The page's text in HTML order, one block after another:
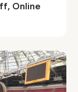
Online